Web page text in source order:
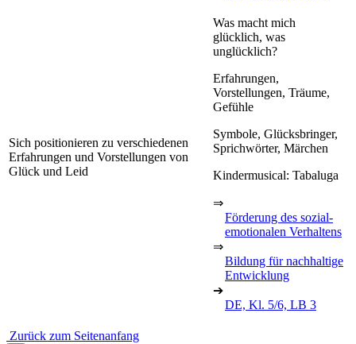
Sich positionieren zu verschiedenen
Erfahrungen und Vorstellungen von
Glück und Leid
Was macht mich
glücklich, was
unglücklich?
Erfahrungen,
Vorstellungen, Träume,
Gefühle
Symbole, Glücksbringer,
Sprichwörter, Märchen
Kindermusical: Tabaluga
⇒
Förderung des sozial-
emotionalen Verhaltens
⇒
Bildung für nachhaltige
Entwicklung
➔
DE, Kl. 5/6, LB 3
Zurück zum Seitenanfang